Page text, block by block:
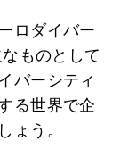
ロダイバー
ものとして
バーシティ
る世界で企
ょう。